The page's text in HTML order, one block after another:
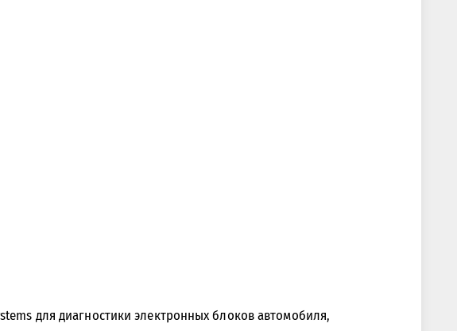
для диагностики электронных блоков автомобиля,